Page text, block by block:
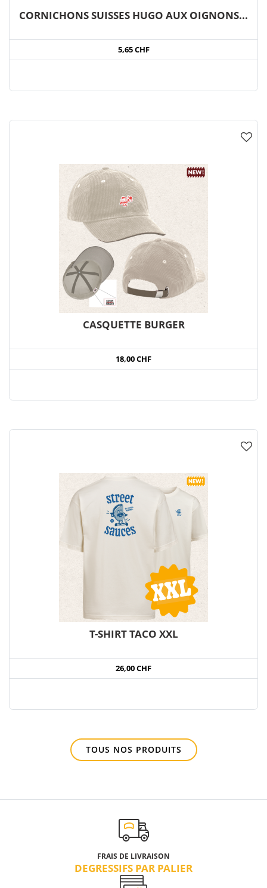
CORNICHONS SUISSES HUGO AUX OIGNONS...
5,65 CHF
CASQUETTE BURGER
18,00 CHF
T-SHIRT TACO XXL
26,00 CHF
TOUS NOS PRODUITS
FRAIS DE LIVRAISON
DEGRESSIFS PAR PALIER